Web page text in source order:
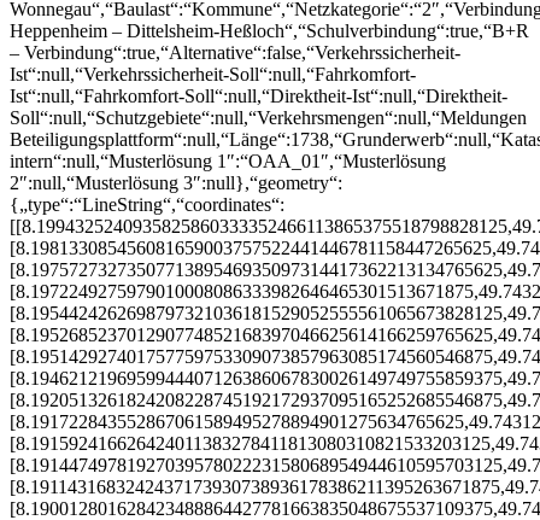
Heppenheim – Dittelsheim-Heßloch“,“Schulverbindung“:true,“B+R
– Verbindung“:true,“Alternative“:false,“Verkehrssicherheit-
Ist“:null,“Verkehrssicherheit-Soll“:null,“Fahrkomfort-
Ist“:null,“Fahrkomfort-Soll“:null,“Direktheit-Ist“:null,“Direktheit-
Soll“:null,“Schutzgebiete“:null,“Verkehrsmengen“:null,“Meldungen
intern“:null,“Musterlösung 1″:“OAA_01″,“Musterlösung
2″:null,“Musterlösung 3″:null},“geometry“:
{„type“:“LineString“,“coordinates“: